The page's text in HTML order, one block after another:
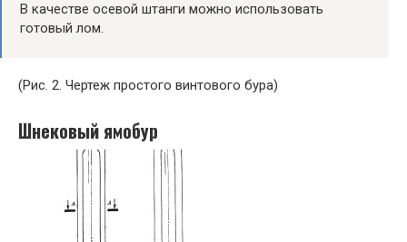
В качестве осевой штанги можно использовать
готовый лом.
(Рис. 2. Чертеж простого винтового бура)
Шнековый ямобур